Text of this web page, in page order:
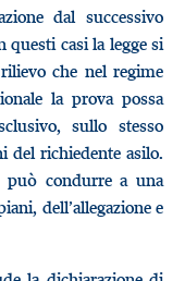
dal successivo
questi casi la legge si
che nel regime
la prova possa
sullo stesso
del richiedente asilo.
può condurre a una
dell’allegazione e